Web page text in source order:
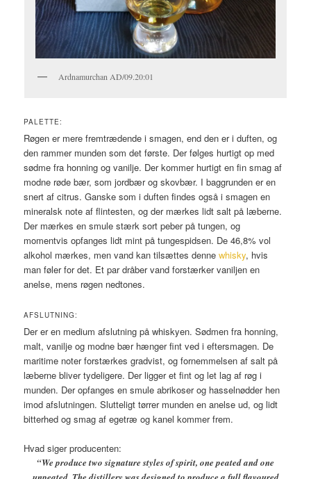
Ardnamurchan AD/09.20:01
PALETTE:
Røgen er mere fremtrædende i smagen, end den er i duften, og
den rammer munden som det første. Der følges hurtigt op med
sødme fra honning og vanilje. Der kommer hurtigt en fin smag af
modne røde bær, som jordbær og skovbær. I baggrunden er en
snert af citrus. Ganske som i duften findes også i smagen en
mineralsk note af flintesten, og der mærkes lidt salt på læberne.
Der mærkes en smule stærk sort peber på tungen, og
momentvis opfanges lidt mint på tungespidsen. De 46,8% vol
alkohol mærkes, men vand kan tilsættes dennewhisky, hvis
man føler for det. Et par dråber vand forstærker vaniljen en
anelse, mens røgen nedtones.
AFSLUTNING:
Der er en medium afslutning på whiskyen. Sødmen fra honning,
malt, vanilje og modne bær hænger fint ved i eftersmagen. De
maritime noter forstærkes gradvist, og fornemmelsen af salt på
læberne bliver tydeligere. Der ligger et fint og let lag af røg i
munden. Der opfanges en smule abrikoser og hasselnødder hen
imod afslutningen. Slutteligt tørrer munden en anelse ud, og lidt
bitterhed og smag af egetræ og kanel kommer frem.
Hvad siger producenten:
“We produce two signature styles of spirit, one peated and one